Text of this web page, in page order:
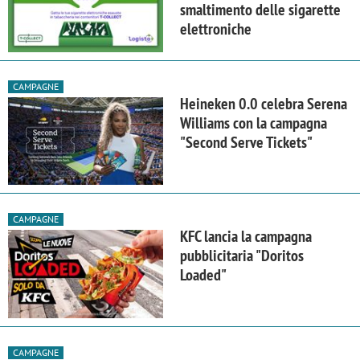
smaltimento delle sigarette
elettroniche
CAMPAGNE
Heineken 0.0 celebra Serena
Williams con la campagna
"Second Serve Tickets"
CAMPAGNE
KFC lancia la campagna
pubblicitaria "Doritos
Loaded"
CAMPAGNE